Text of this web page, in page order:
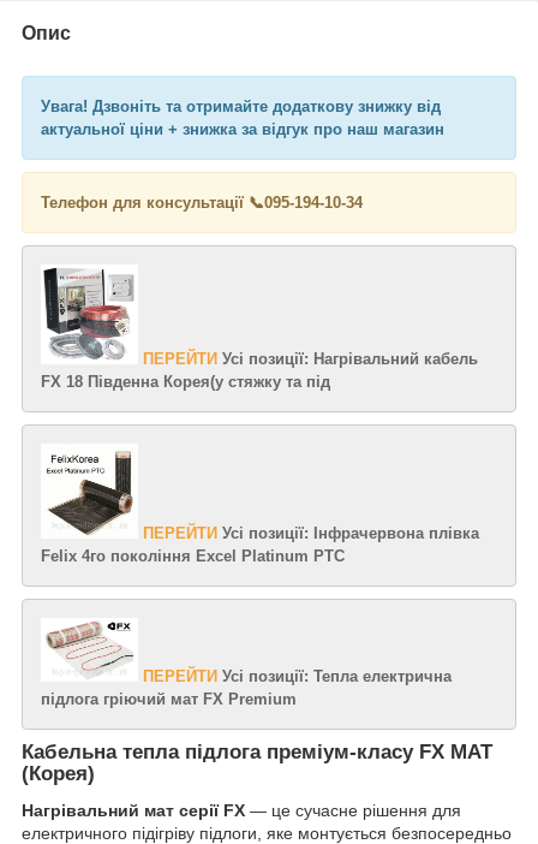
Опис
Увага! Дзвоніть та отримайте додаткову знижку від
актуальної ціни + знижка за відгук про наш магазин
Телефон для консультації 📞095-194-10-34
ПЕРЕЙТИ Усі позиції: Нагрівальний кабель
FX 18 Південна Корея(у стяжку та під
ПЕРЕЙТИ Усі позиції: Інфрачервона плівка
Felix 4го покоління Excel Platinum PTC
ПЕРЕЙТИ Усі позиції: Тепла електрична
підлога гріючий мат FX Premium
Кабельна тепла підлога преміум-класу FX MAT
(Корея)
Нагрівальний мат серії FX — це сучасне рішення для
електричного підігріву підлоги, яке монтується безпосередньо